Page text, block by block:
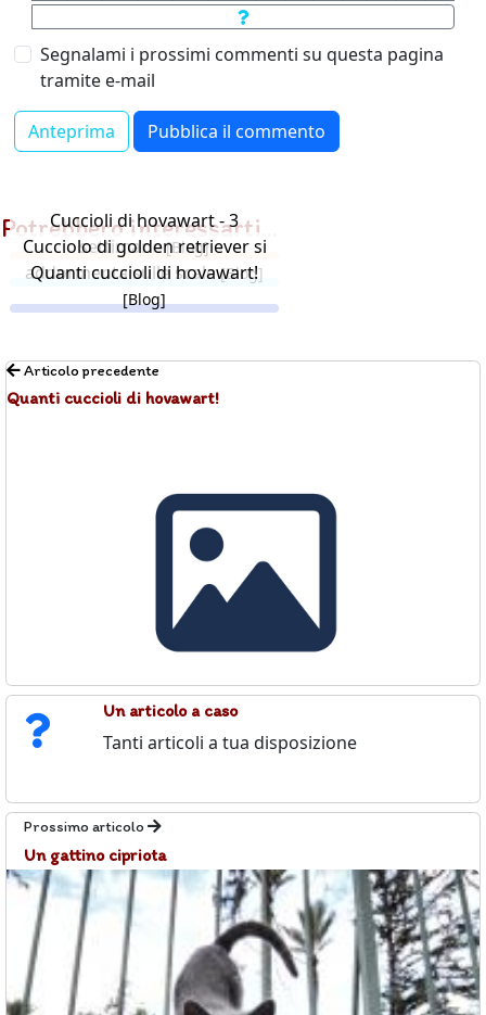
Segnalami i prossimi commenti su questa pagina
tramite e-mail
Potrebbero interessarti...
Cuccioli di hovawart - 3
settimane[Blog]
Cucciolo di golden retriever si
addormenta sulle scale[Blog]
Quanti cuccioli di hovawart!
[Blog]
Articolo precedente
Quanti cuccioli di hovawart!
Un articolo a caso
Tanti articoli a tua disposizione
Prossimo articolo
Un gattino cipriota